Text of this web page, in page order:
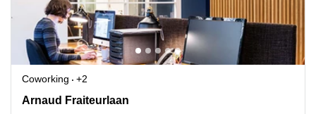
Coworking
+2
Avenue Arnaud Fraiteur 15, Elsene
Arnaud Fraiteurlaan